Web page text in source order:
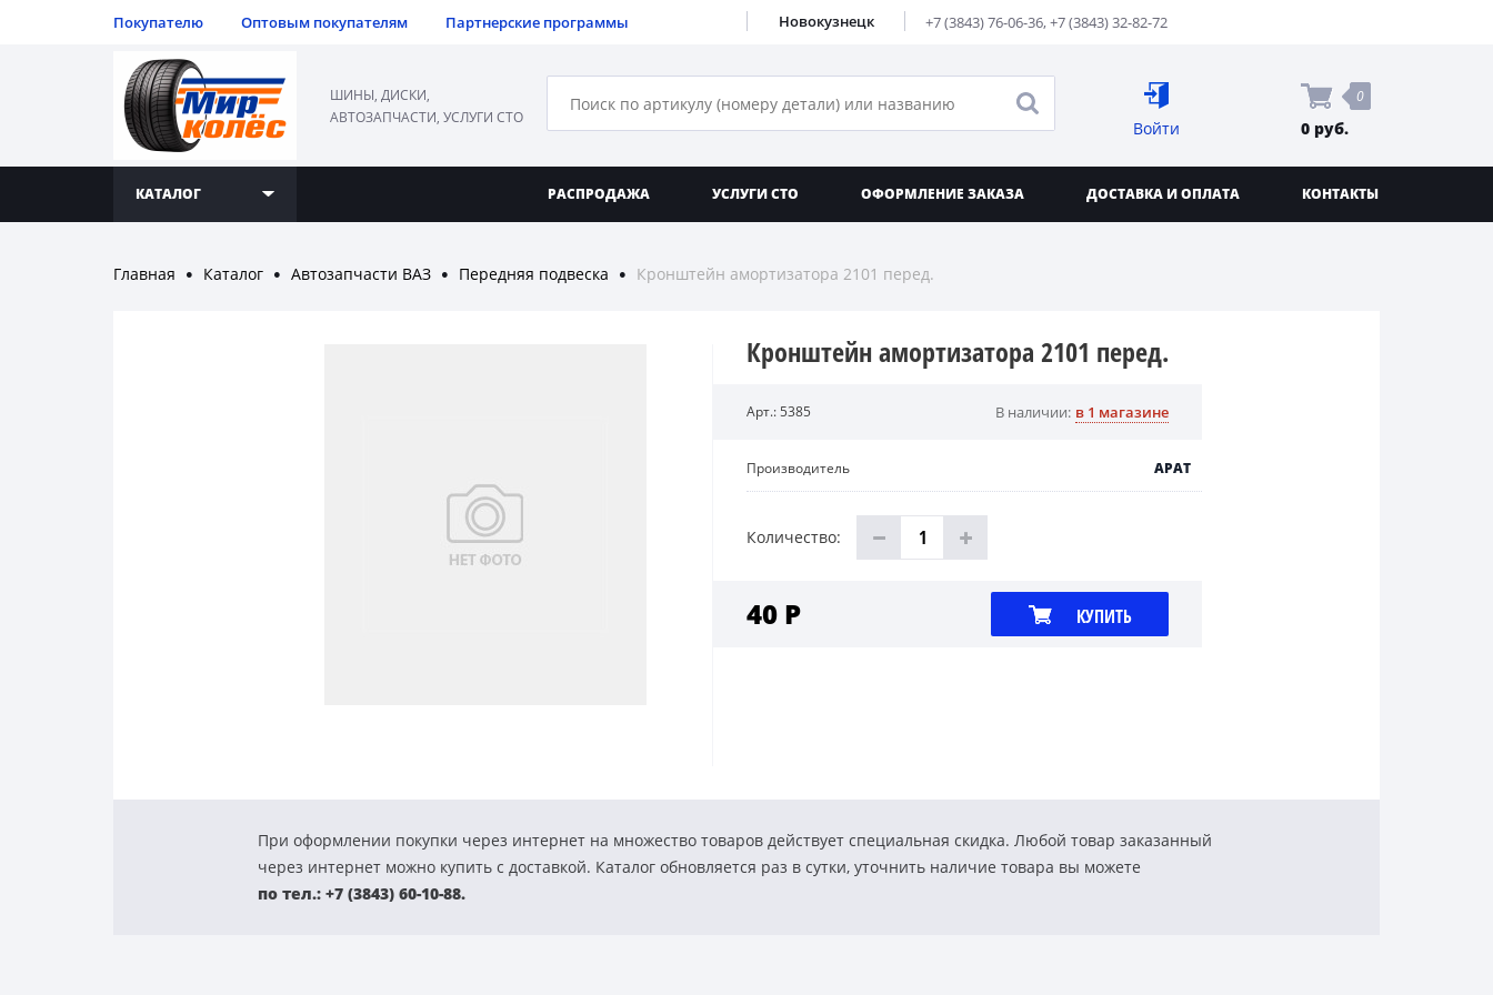
Покупателю Оптовым покупателям Партнерские программы Новокузнецк +7 (3843) 76-06-36,+7 (3843) 32-82-72
ШИНЫ, ДИСКИ,
АВТОЗАПЧАСТИ, УСЛУГИ СТО
Войти
0
0 руб.
КАТАЛОГ РАСПРОДАЖА УСЛУГИ СТО ОФОРМЛЕНИЕ ЗАКАЗА ДОСТАВКА И ОПЛАТА КОНТАКТЫ
Главная ● Каталог ● Автозапчасти ВАЗ ● Передняя подвеска ● Кронштейн амортизатора 2101 перед.
Кронштейн амортизатора 2101 перед.
Арт.: 5385 В наличии: в 1 магазине
Производитель АРАТ
Количество:
40 Р КУПИТЬ
При оформлении покупки через интернет на множество товаров действует специальная скидка. Любой товар заказанный
через интернет можно купить с доставкой. Каталог обновляется раз в сутки, уточнить наличие товара вы можете
по тел.: +7 (3843) 60-10-88.